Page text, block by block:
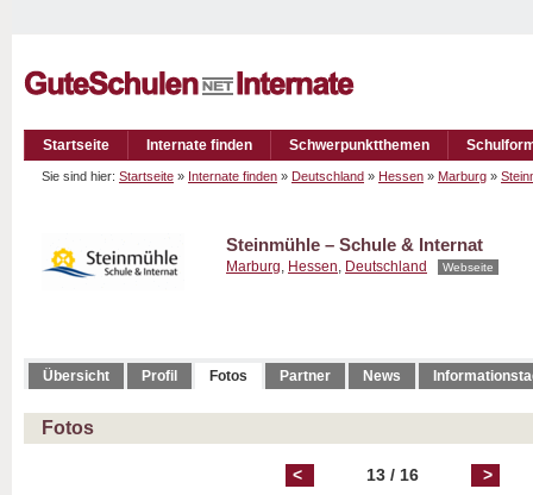
Startseite Internate finden Schwerpunktthemen
Sie sind hier: Startseite » Internate finden » Deutschland » Hessen » Marburg »
Steinmühle – Schule & Internat
Marburg, Hessen, Deutschland Webseite
Übersicht Profil Fotos Partner News
Fotos
< 13 / 16 >